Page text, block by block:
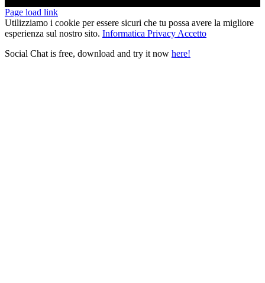
Page load link
Utilizziamo i cookie per essere sicuri che tu possa avere la migliore
esperienza sul nostro sito. Informatica Privacy Accetto
Social Chat is free, download and try it now here!